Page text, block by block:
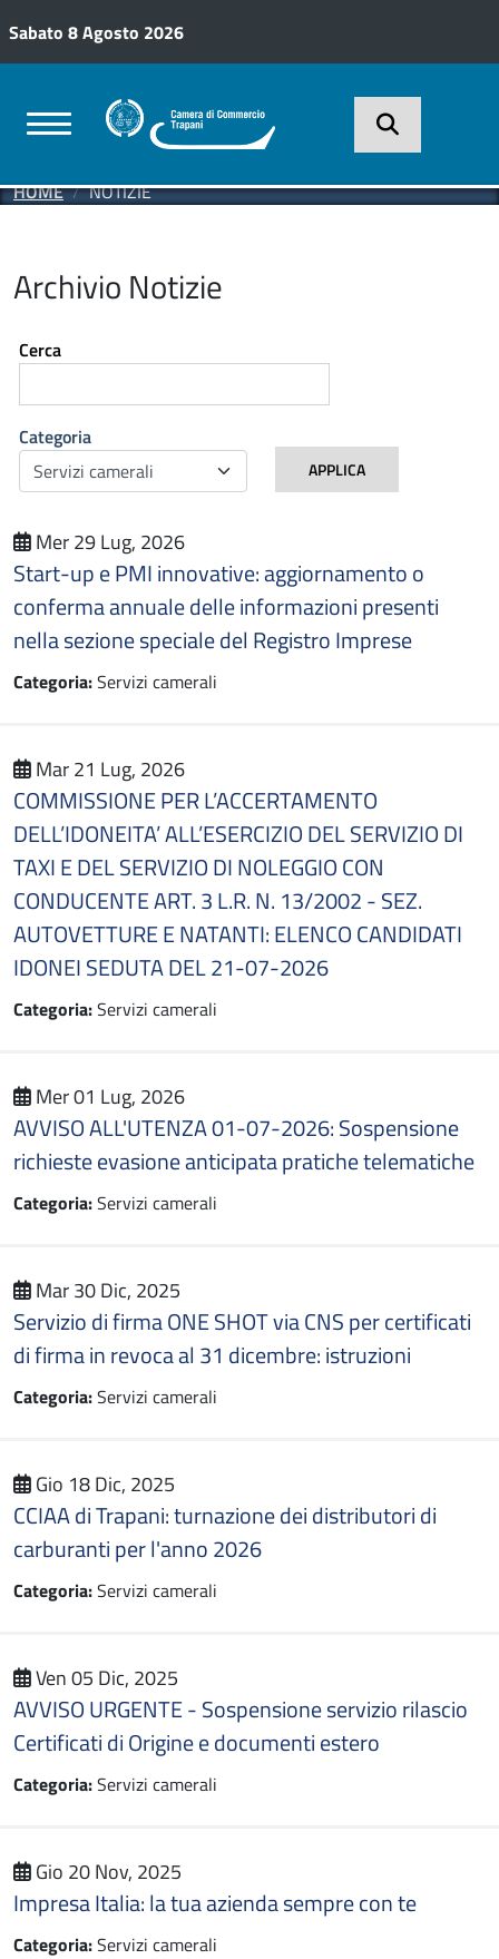
Sabato 8 Agosto 2026
HOME NOTIZIE
Archivio Notizie
Cerca
Categoria
APPLICA
Mer 29 Lug, 2026
Start-up e PMI innovative: aggiornamento o
conferma annuale delle informazioni presenti
nella sezione speciale del Registro Imprese
Categoria:Servizi camerali
Mar 21 Lug, 2026
COMMISSIONE PER L’ACCERTAMENTO
DELL’IDONEITA’ ALL’ESERCIZIO DEL SERVIZIO DI
TAXI E DEL SERVIZIO DI NOLEGGIO CON
CONDUCENTE ART. 3 L.R. N. 13/2002 - SEZ.
AUTOVETTURE E NATANTI: ELENCO CANDIDATI
IDONEI SEDUTA DEL 21-07-2026
Categoria:Servizi camerali
Mer 01 Lug, 2026
AVVISO ALL'UTENZA 01-07-2026: Sospensione
richieste evasione anticipata pratiche telematiche
Categoria:Servizi camerali
Mar 30 Dic, 2025
Servizio di firma ONE SHOT via CNS per certificati
di firma in revoca al 31 dicembre: istruzioni
Categoria:Servizi camerali
Gio 18 Dic, 2025
CCIAA di Trapani: turnazione dei distributori di
carburanti per l'anno 2026
Categoria:Servizi camerali
Ven 05 Dic, 2025
AVVISO URGENTE - Sospensione servizio rilascio
Certificati di Origine e documenti estero
Categoria:Servizi camerali
Gio 20 Nov, 2025
Impresa Italia: la tua azienda sempre con te
Categoria:Servizi camerali